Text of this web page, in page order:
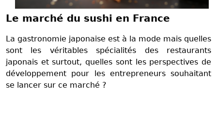
Le marché du sushi en France
La gastronomie japonaise est à la mode mais quelles
sont les véritables spécialités des restaurants
japonais et surtout, quelles sont les perspectives de
développement pour les entrepreneurs souhaitant
se lancer sur ce marché ?